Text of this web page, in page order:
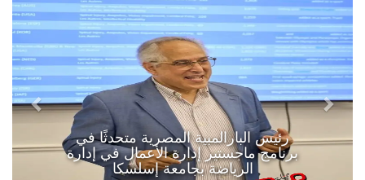
رئيس البارالمبية المصرية متحدثًا في
برنامج ماجستير إدارة الأعمال في إدارة
الرياضة بجامعة إسلسكا